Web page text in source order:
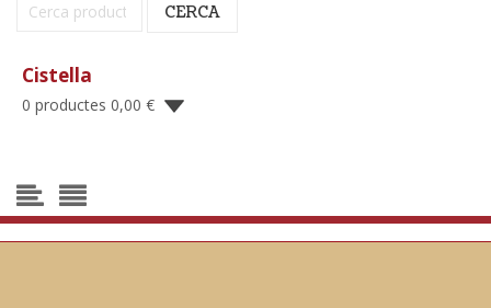
CERCA
Cistella
0 productes 0,00 €